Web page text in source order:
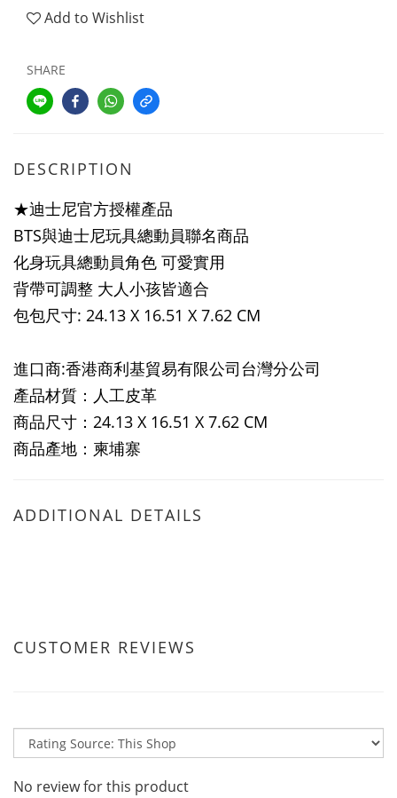
Add to Wishlist
SHARE
DESCRIPTION
★迪士尼官方授權產品
BTS與迪士尼玩具總動員聯名商品
化身玩具總動員角色 可愛實用
背帶可調整 大人小孩皆適合
包包尺寸: 24.13 X 16.51 X 7.62 CM
進口商:香港商利基貿易有限公司台灣分公司
產品材質：人工皮革
商品尺寸： 24.13 X 16.51 X 7.62 CM
商品產地：柬埔寨
ADDITIONAL DETAILS
CUSTOMER REVIEWS
No review for this product